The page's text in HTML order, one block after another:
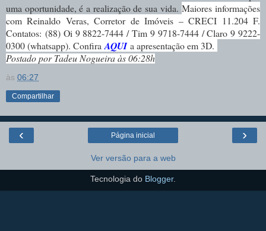
uma oportunidade, é a realização de sua vida.Maiores informações
com Reinaldo Veras, Corretor de Imóveis – CRECI 11.204 F.
Contatos: (88) Oi 9 8822-7444 / Tim 9 9718-7444 / Claro 9 9222-
0300 (whatsapp). Confira AQUIa apresentação em 3D.
Postado por Tadeu Nogueira às 06:28h
às 06:27
Compartilhar
‹ ›
Página inicial
Ver versão para a web
Tecnologia do Blogger.